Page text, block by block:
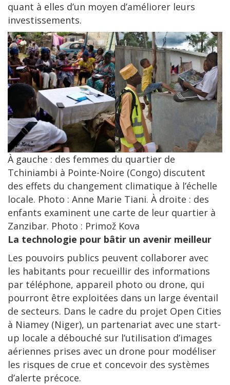
quant à elles d’un moyen d’améliorer leurs
investissements.
Image
À gauche : des femmes du quartier de
Tchiniambi à Pointe-Noire (Congo) discutent
des effets du changement climatique à l’échelle
locale. Photo : Anne Marie Tiani. À droite : des
enfants examinent une carte de leur quartier à
Zanzibar. Photo : Primož Kova
La technologie pour bâtir un avenir meilleur
Les pouvoirs publics peuvent collaborer avec
les habitants pour recueillir des informations
par téléphone, appareil photo ou drone, qui
pourront être exploitées dans un large éventail
de secteurs. Dans le cadre du projet Open Cities
à Niamey (Niger), un partenariat avec une start-
up locale a débouché sur l’utilisation d’images
aériennes prises avec un drone pour modéliser
les risques de crue et concevoir des systèmes
d’alerte précoce.